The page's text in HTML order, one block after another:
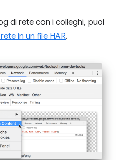
di rete con i colleghi, puoi
in un file HAR.